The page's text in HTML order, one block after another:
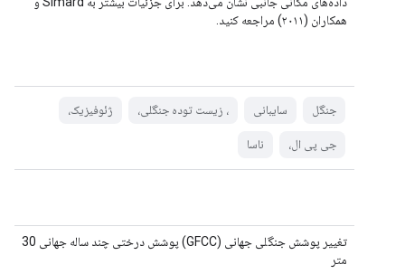
همکاران (۲۰۱۱) مراجعه کنید.
جنگل سایبانی ، زیست توده جنگلی، ژئوفیزیک،
جی پی ال، ناسا
تغییر پوشش جنگلی جهانی (GFCC) پوشش درختی چند ساله جهانی 30
متر